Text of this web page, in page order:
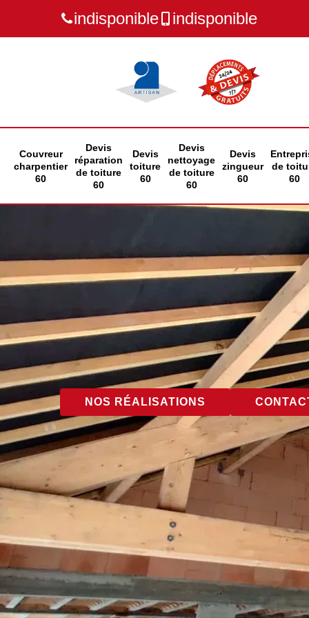
indisponible indisponible
Couvreur
charpentier
60
Devis
réparation
de toiture
60
Devis
toiture
60
Devis
nettoyage
de toiture
60
Devis
zingueur
60
de
60
NOS RÉALISATIONS